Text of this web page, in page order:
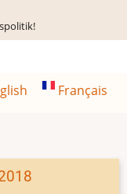
Français